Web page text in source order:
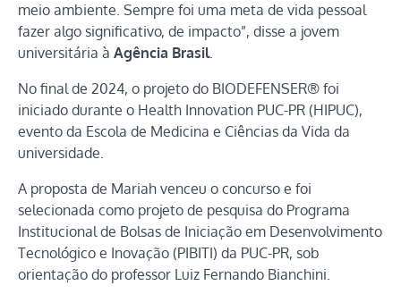
meio ambiente. Sempre foi uma meta de vida pessoal
fazer algo significativo, de impacto”, disse a jovem
universitária à Agência Brasil.
No final de 2024, o projeto do BIODEFENSER® foi
iniciado durante o Health Innovation PUC-PR (HIPUC),
evento da Escola de Medicina e Ciências da Vida da
universidade.
A proposta de Mariah venceu o concurso e foi
selecionada como projeto de pesquisa do Programa
Institucional de Bolsas de Iniciação em Desenvolvimento
Tecnológico e Inovação (PIBITI) da PUC-PR, sob
orientação do professor Luiz Fernando Bianchini.